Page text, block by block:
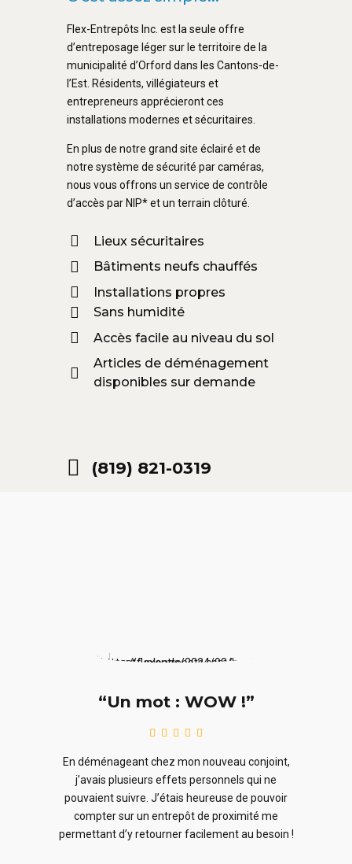
Flex-Entrepôts Inc. est la seule offre
d’entreposage léger sur le territoire de la
municipalité d’Orford dans les Cantons-de-
l’Est. Résidents, villégiateurs et
entrepreneurs apprécieront ces
installations modernes et sécuritaires.
En plus de notre grand site éclairé et de
notre système de sécurité par caméras,
nous vous offrons un service de contrôle
d’accès par NIP* et un terrain clôturé.
Lieux sécuritaires
Bâtiments neufs chauffés
Installations propres
Sans humidité
Accès facile au niveau du sol
Articles de déménagement
disponibles sur demande
(819) 821-0319
“Un mot : WOW !”
En déménageant chez mon nouveau conjoint,
j’avais plusieurs effets personnels qui ne
pouvaient suivre. J’étais heureuse de pouvoir
compter sur un entrepôt de proximité me
permettant d’y retourner facilement au besoin !